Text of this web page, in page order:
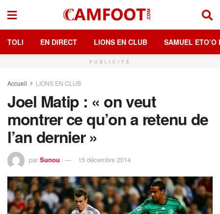
TOLI EN DIRECT LIONS EN CLUB SAMUEL ETO’O
PUBLICITÉ
Accueil LIONS EN CLUB
Joel Matip : « on veut
montrer ce qu’on a retenu de
l’an dernier »
par Sunou 15 décembre 2014